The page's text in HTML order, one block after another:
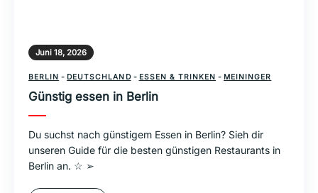
Juni 18, 2026
BERLIN - DEUTSCHLAND- ESSEN & TRINKEN - MEININGER
Günstig essen in Berlin
Du suchst nach günstigem Essen in Berlin? Sieh dir
unseren Guide für die besten günstigen Restaurants in
Berlin an. ☆ ➢